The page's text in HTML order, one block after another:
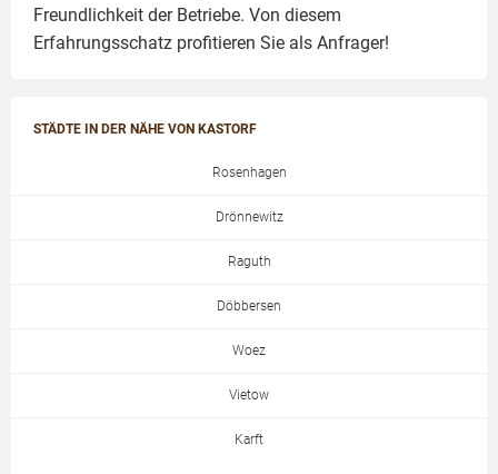
Freundlichkeit der Betriebe. Von diesem
Erfahrungsschatz profitieren Sie als Anfrager!
STÄDTE IN DER NÄHE VON KASTORF
Rosenhagen
Drönnewitz
Raguth
Döbbersen
Woez
Vietow
Karft